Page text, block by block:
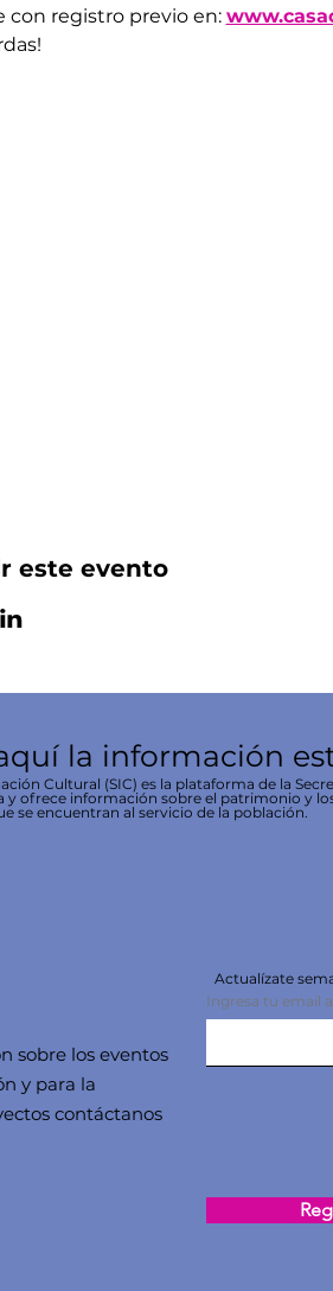
con registro previo en:
este evento
la información
Cultural (SIC) es la plataforma de la
y ofrece información sobre el patrimonio y
se encuentran al servicio de la población.
sobre los eventos
y para la
contáctanos
Actualízate
Ingresa tu email